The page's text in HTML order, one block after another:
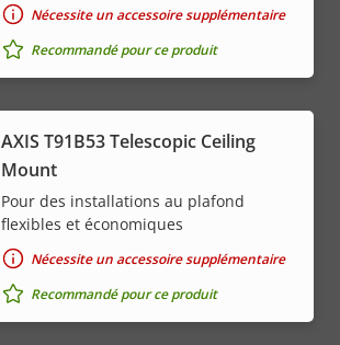
Nécessite un accessoire supplémentaire
Recommandé pour ce produit
AXIS T91B53 Telescopic Ceiling
Mount
Pour des installations au plafond
flexibles et économiques
Nécessite un accessoire supplémentaire
Recommandé pour ce produit